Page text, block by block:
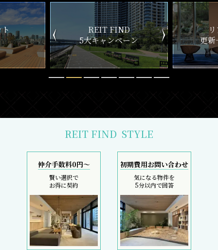
ン
リアルタイム
更新一覧チェック
新
REIT FIND STYLE
仲介手数料0円～
賢い選択で
お得に契約
初期費用お問い合わせ
気になる物件を
5分以内で回答